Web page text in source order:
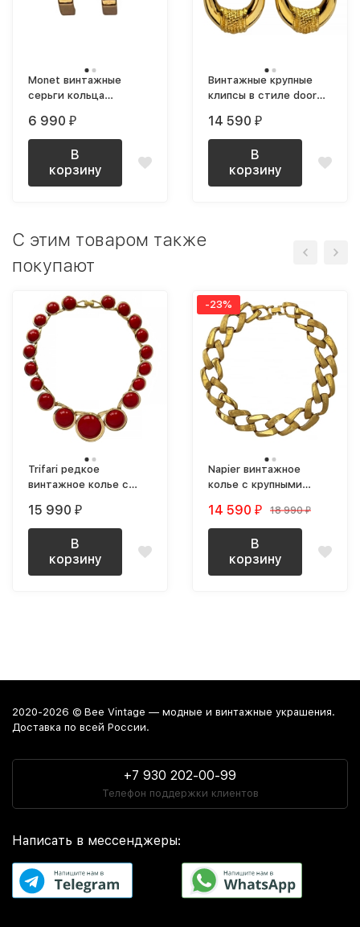
Monet винтажные
серьги кольца
средние
6 990 ₽
В
корзину
Винтажные крупные
клипсы в стиле door
14 590 ₽
В
корзину
C этим товаром также
покупают
Trifari редкое
винтажное колье с
кабошонами
15 990 ₽
В
корзину
-23%
Napier винтажное
колье с крупными
позолоченное
14 590 ₽ 18 990 ₽
В
корзину
2020-2026 © Bee Vintage — модные и винтажные украшения.
Доставка по всей России.
+7 930 202-00-99
Телефон поддержки клиентов
Написать в мессенджеры: